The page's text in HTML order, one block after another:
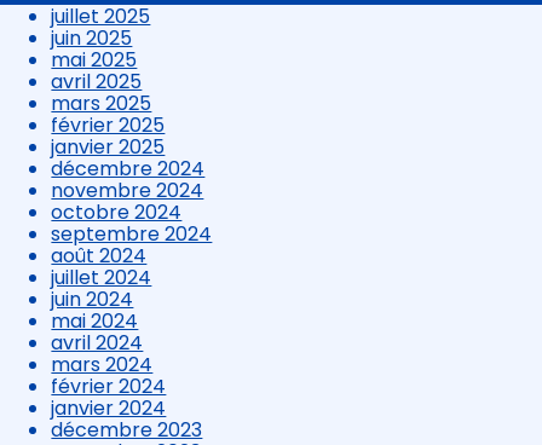
juillet 2025
juin 2025
mai 2025
avril 2025
mars 2025
février 2025
janvier 2025
décembre 2024
novembre 2024
octobre 2024
septembre 2024
août 2024
juillet 2024
juin 2024
mai 2024
avril 2024
mars 2024
février 2024
janvier 2024
décembre 2023